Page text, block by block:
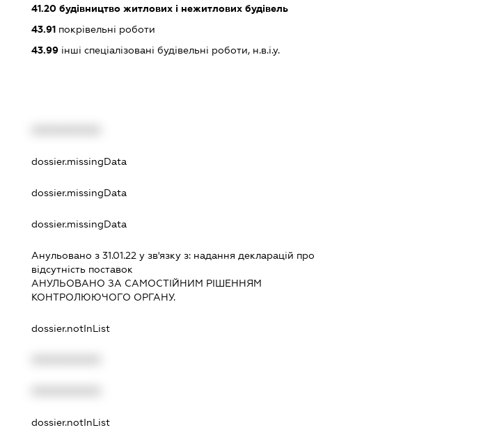
41.20 будівництво житлових і нежитлових будівель
43.91 покрівельні роботи
43.99 інші спеціалізовані будівельні роботи, н.в.і.у.
dossier.missingData
dossier.missingData
dossier.missingData
Анульовано з 31.01.22 у зв'язку з: надання декларацiй про
вiдсутнiсть поставок
АНУЛЬОВАНО ЗА САМОСТIЙНИМ РIШЕННЯМ
КОНТРОЛЮЮЧОГО ОРГАНУ.
dossier.notInList
dossier.notInList